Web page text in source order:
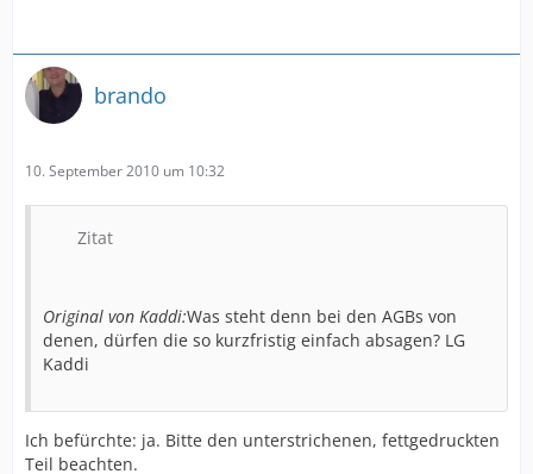
brando
10. September 2010 um 10:32
Zitat
Original von Kaddi:Was steht denn bei den AGBs von
denen, dürfen die so kurzfristig einfach absagen? LG
Kaddi
Ich befürchte: ja. Bitte den unterstrichenen, fettgedruckten
Teil beachten.